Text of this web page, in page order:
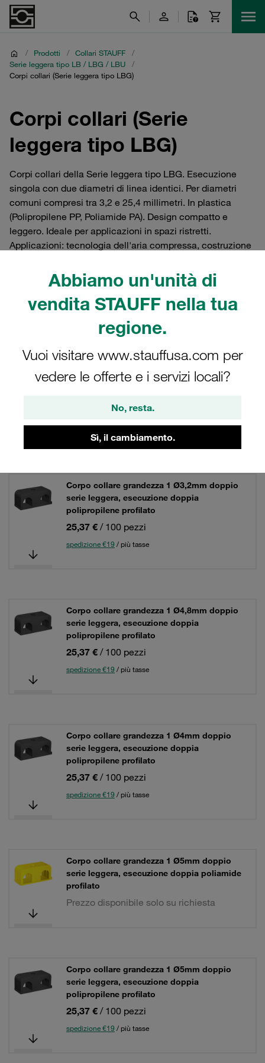
Abbiamo un'unità di
vendita STAUFF nella tua
regione.
Vuoi visitare www.stauffusa.com per
vedere le offerte e i servizi locali?
No, resta.
Sì, il cambiamento.
/ Prodotti / Collari STAUFF
/
Serie leggera tipo LB / LBG / LBU
/
Corpi collari (Serie leggera tipo LBG)
Corpi collari (Serie
leggera tipo LBG)
Corpi collari della Serie leggera tipo LBG. Esecuzione
singola con due diametri di linea identici. Per diametri
comuni compresi tra 3,2 e 25,4 millimetri. In plastica
(Polipropilene PP, Poliamide PA). Design compatto e
leggero. Ideale per applicazioni in spazi ristretti.
Applicazioni: tecnologia dell'aria compressa, costruzione
misurazione e controllo, costruzione di macchine utensili.
Filtri / Ordinamento
Griglia
Corpo collare grandezza 1 Ø3,2mm doppio
serie leggera, esecuzione doppia
polipropilene profilato
25,37 € / 100 pezzi
spedizione €19 / più tasse
Corpo collare grandezza 1 Ø4,8mm doppio
serie leggera, esecuzione doppia
polipropilene profilato
25,37 € / 100 pezzi
spedizione €19 / più tasse
Corpo collare grandezza 1 Ø4mm doppio
serie leggera, esecuzione doppia
polipropilene profilato
25,37 € / 100 pezzi
spedizione €19 / più tasse
Corpo collare grandezza 1 Ø5mm doppio
serie leggera, esecuzione doppia poliamide
profilato
Prezzo disponibile solo su richiesta
Corpo collare grandezza 1 Ø5mm doppio
serie leggera, esecuzione doppia
polipropilene profilato
25,37 € / 100 pezzi
spedizione €19 / più tasse